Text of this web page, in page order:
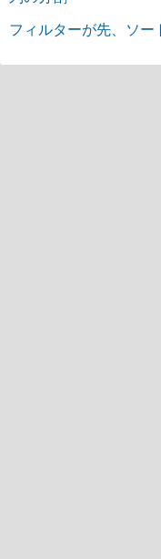
フィルターが先、ソー